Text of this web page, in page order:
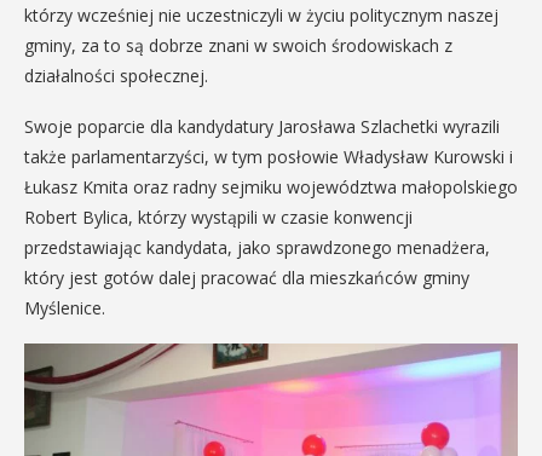
którzy wcześniej nie uczestniczyli w życiu politycznym naszej
gminy, za to są dobrze znani w swoich środowiskach z
działalności społecznej.
Swoje poparcie dla kandydatury Jarosława Szlachetki wyrazili
także parlamentarzyści, w tym posłowie Władysław Kurowski i
Łukasz Kmita oraz radny sejmiku województwa małopolskiego
Robert Bylica, którzy wystąpili w czasie konwencji
przedstawiając kandydata, jako sprawdzonego menadżera,
który jest gotów dalej pracować dla mieszkańców gminy
Myślenice.